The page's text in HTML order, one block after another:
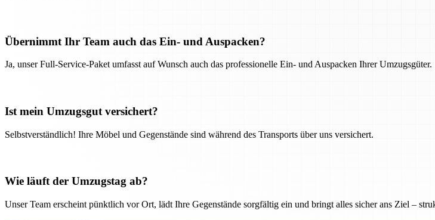
Übernimmt Ihr Team auch das Ein- und Auspacken?
Ja, unser Full-Service-Paket umfasst auf Wunsch auch das professionelle Ein- und Auspacken Ihrer Umzugsgüter.
Ist mein Umzugsgut versichert?
Selbstverständlich! Ihre Möbel und Gegenstände sind während des Transports über uns versichert.
Wie läuft der Umzugstag ab?
Unser Team erscheint pünktlich vor Ort, lädt Ihre Gegenstände sorgfältig ein und bringt alles sicher ans Ziel –